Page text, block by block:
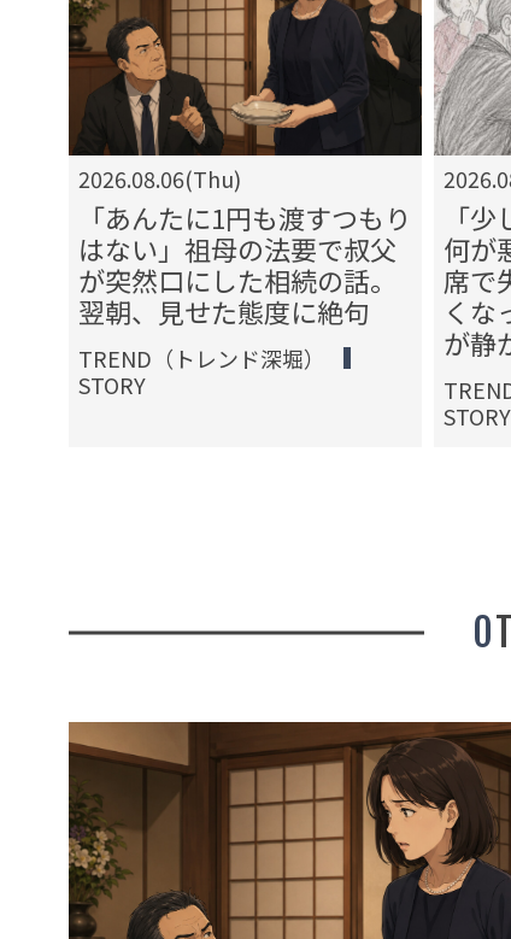
2026.08.06(Thu)
「あんたに1円も渡すつもり
はない」祖母の法要で叔父
が突然口にした相続の話。
翌朝、見せた態度に絶句
TREND（トレンド深堀）
STORY
「
何が
席で
くな
が静
STORY